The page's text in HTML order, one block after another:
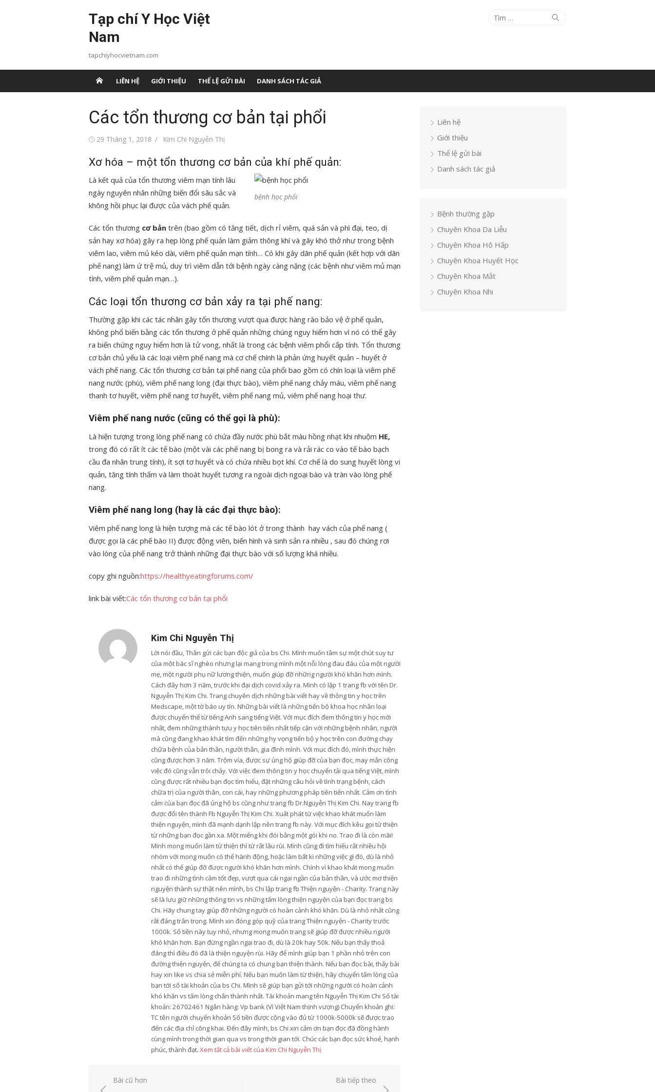
Tạp chí Y Học Việt
Nam
tapchiyhocvietnam.com
Tìm
Tìm
LIÊN HỆ GIỚI THIỆU THỂ LỆ GỬI BÀI DANH SÁCH TÁC GIẢ
Các tổn thương cơ bản tại phổi
Đăng29 Tháng 1, 2018
Tác
Kim Chi Nguyễn Thị
Xơ hóa – một tổn thương cơ bản của khí phế quản:
bệnh học phổi
Là kết quả của tổn thương viêm mạn tính lâu
ngày nguyên nhân những biến đổi sâu sắc và
không hồi phục lại được của vách phế quản.
Các tổn thương cơ bản trên (bao gồm có tăng tiết, dịch rỉ viêm, quá sản và phì đại, teo, dị
sản hay xơ hóa) gây ra hẹp lòng phế quản làm giảm thông khí và gây khó thở như trong bệnh
viêm lao, viêm mủ kéo dài, viêm phế quản mạn tính… Có khi gây dãn phế quản (kết hợp với dãn
phế nang) làm ứ trệ mủ, duy trì viêm dẫn tới bệnh ngày càng nặng (các bệnh như viêm mủ mạn
tính, viêm phế quản mạn…).
Các loại tổn thương cơ bản xảy ra tại phế nang:
Thường gặp khi các tác nhân gây tổn thương vượt qua được hàng rào bảo vệ ở phế quản,
không phổ biến bằng các tổn thương ở phế quản những chúng nguy hiểm hơn vì nó có thể gây
ra biến chứng nguy hiểm hơn là tử vong, nhất là trong các bệnh viêm phổi cấp tính. Tổn thương
cơ bản chủ yếu là các loại viêm phế nang mà cơ chế chính là phản ứng huyết quản – huyết ở
vách phế nang. Các tổn thương cơ bản tại phế nang của phổi bao gồm có chín loại là viêm phế
nang nước (phù), viêm phế nang long (đại thực bào), viêm phế nang chảy máu, viêm phế nang
thanh tơ huyết, viêm phế nang tơ huyết, viêm phế nang mủ, viêm phế nang hoại thư.
Viêm phế nang nước (cũng có thể gọi là phù):
Là hiện tượng trong lòng phế nang có chứa đầy nước phù bắt màu hồng nhạt khi nhuộm HE,
trong đó có rất ít các tế bào (một vài các phế nang bị bong ra và rải rác co vào tế bào bạch
cầu đa nhân trung tính), ít sợi tơ huyết và có chứa nhiều bọt khí. Cơ chế là do sung huyết lòng vi
quản, tăng tính thấm và làm thoát huyết tương ra ngoài dịch ngoại bào và tràn vào lòng phế
nang.
Viêm phế nang long (hay là các đại thực bào):
Viêm phế nang long là hiện tượng mà các tế bào lót ở trong thành hay vách của phế nang (
được gọi là các phế bào II) được động viên, biến hình và sinh sản ra nhiều , sau đó chúng rơi
vào lòng của phế nang trở thành những đại thực bào với số lượng khá nhiều.
copy ghi nguồn:https://healthyeatingforums.com/
link bài viết:Các tổn thương cơ bản tại phổi
Kim Chi Nguyễn Thị
Lời nói đầu, Thân gửi các bạn độc giả của bs Chi. Mình muốn tâm sự một chút suy tư
của một bác sĩ nghèo nhưng lại mang trong mình một nỗi lòng đau đáu của một người
mẹ, một người phụ nữ lương thiện, muốn giúp đỡ những người khó khăn hơn mình.
Cách đây hơn 3 năm, trước khi đại dịch covid xảy ra. Mình có lập 1 trang fb với tên Dr.
Nguyễn Thị Kim Chi. Trang chuyên dịch những bài viết hay về thông tin y học trên
Medscape, một tờ báo uy tín. Những bài viết là những tiến bộ khoa học nhân loại
được chuyển thể từ tiếng Anh sang tiếng Việt. Với mục đích đem thông tin y học mới
nhất, đem những thành tựu y học tiên tiến nhất tiếp cận với những bệnh nhân, người
mà cũng đang khao khát tìm đến những hy vọng tiến bộ y học trên con đường chạy
chữa bệnh của bản thân, người thân, gia đình mình. Với mục đích đó, mình thực hiện
cũng được hơn 3 năm. Trộm vía, được sự ủng hộ giúp đỡ của bạn đọc, may mắn công
việc đó cũng vẫn trôi chảy. Với việc đem thông tin y học chuyển tải qua tiếng Việt, mình
cũng được rất nhiều bạn đọc tìm hiểu, đặt những câu hỏi về tình trạng bệnh, cách
chữa trị của người thân, con cái, hay những phương pháp tiên tiến nhất. Cảm ơn tình
cảm của bạn đọc đã ủng hộ bs cũng như trang fb Dr.Nguyễn Thị Kim Chi. Nay trang fb
được đổi tên thành Fb Nguyễn Thị Kim Chi. Xuất phát từ việc khao khát muốn làm
thiện nguyện, mình đã mạnh dạnh lập nên trang fb này. Với mục đích kêu gọi từ thiện
từ những bạn đọc gần xa. Một miếng khi đói bằng một gói khi no. Trao đi là còn mãi!
Mình mong muốn làm từ thiện thì từ rất lâu rùi. Mình cũng đi tìm hiểu rất nhiều hội
nhóm với mong muốn có thể hành động, hoặc làm bất kì những việc gì đó, dù là nhỏ
nhất có thể giúp đỡ được người khó khăn hơn mình. Chính vì khao khát mong muốn
trao đi những tình cảm tốt đẹp, vượt qua cái ngại ngần của bản thân, và ước mơ thiện
nguyện thành sự thật nên mình, bs Chi lập trang fb Thiện nguyện - Charity. Trang này
sẽ là lưu giữ những thông tin vs những tấm lòng thiện nguyện của bạn đọc trang bs
Chi. Hãy chung tay giúp đỡ những người có hoàn cảnh khó khăn. Dù là nhỏ nhất cũng
rất đáng trân trọng. Mình xin đóng góp quỹ của trang Thiện nguyện - Charity trước
1000k. Số tiền này tuy nhỏ, nhưng mong muốn trang sẽ giúp đỡ được nhiều người
khó khăn hơn. Bạn đừng ngần ngại trao đi, dù là 20k hay 50k. Nếu bạn thấy thoả
đáng thì điều đó đã là thiện nguyện rùi. Hãy để mình giúp bạn 1 phần nhỏ trên con
đường thiện nguyện, để chúng ta có chung bạn thiện thành. Nếu bạn đọc bài, thấy bài
hay xin like vs chia sẻ miễn phí. Nếu bạn muốn làm từ thiện, hãy chuyển tấm lòng của
bạn tới số tài khoản của bs Chi. Mình sẽ giúp bạn gửi tới những người có hoàn cảnh
khó khăn vs tấm lòng chân thành nhất. Tài khoản mang tên Nguyễn Thị Kim Chi Số tài
khoản: 26702461 Ngân hàng: Vp bank (Vì Việt Nam thịnh vượng) Chuyển khoản ghi:
TC tên người chuyển khoản Số tiền được cộng vào đủ từ 1000k-5000k sẽ được trao
đến các địa chỉ công khai. Đến đây mình, bs Chi xin cảm ơn bạn đọc đã đồng hành
cùng mình trong thời gian qua vs trong thời gian tới. Chúc các bạn đọc sức khoẻ, hạnh
phúc, thành đạt. Xem tất cả bài viết của Kim Chi Nguyễn Thị
ĐiềuBài cũ hơn Bài tiếp theo
Liên hệ
Giới thiệu
Thể lệ gửi bài
Danh sách tác giả
Bệnh thường gặp
Chuyên Khoa Da Liễu
Chuyên Khoa Hô Hấp
Chuyên Khoa Huyết Học
Chuyên Khoa Mắt
Chuyên Khoa Nhi